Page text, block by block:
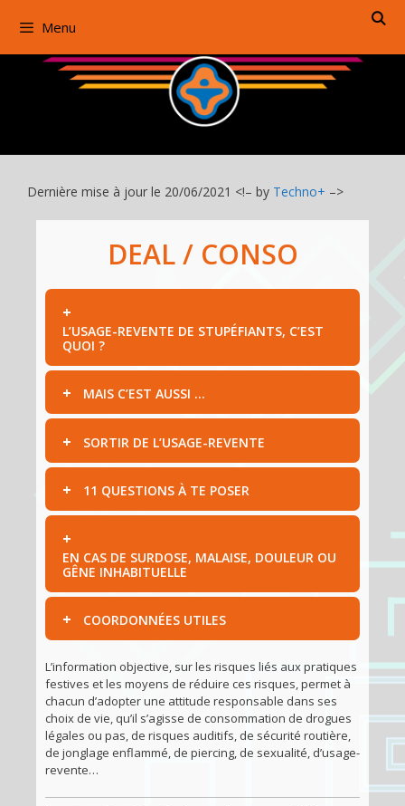
Menu
Dernière mise à jour le 20/06/2021 <!– by Techno+ –>
DEAL / CONSO
L’USAGE-REVENTE DE STUPÉFIANTS, C’EST
QUOI ?
MAIS C’EST AUSSI …
SORTIR DE L’USAGE-REVENTE
11 QUESTIONS À TE POSER
EN CAS DE SURDOSE, MALAISE, DOULEUR OU
GÊNE INHABITUELLE
COORDONNÉES UTILES
L’information objective, sur les risques liés aux pratiques
festives et les moyens de réduire ces risques, permet à
chacun d’adopter une attitude responsable dans ses
choix de vie, qu’il s’agisse de consommation de drogues
légales ou pas, de risques auditifs, de sécurité routière,
de jonglage enflammé, de piercing, de sexualité, d’usage-
revente…